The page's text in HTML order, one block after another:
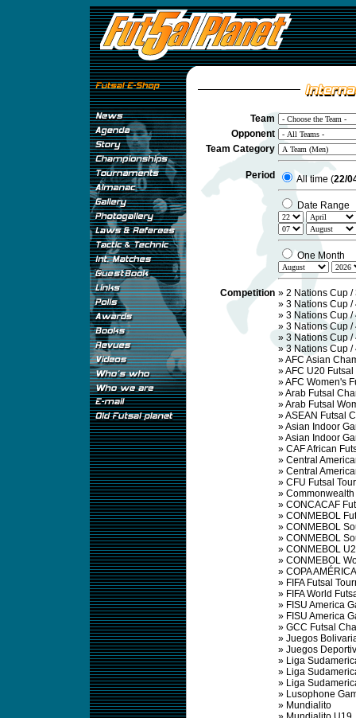
Team
Opponent
Team Category
Period All time (22/
Date Range
One Month
Competition » 2 Nations Cup /
» 3 Nations Cup
» 3 Nations Cup
» 3 Nations Cup
» 3 Nations Cup
»3 Nations Cup /
»AFC Asian
»AFC U20
»AFC Women's
»Arab Futsal
»Arab Futsal
»ASEAN Futsal
»Asian Indoor
»Asian Indoor
» CAF African
» Central
» Central
» CFU Futsal
»
» CONCACAF
» CONMEBOL
» CONMEBOL
» CONMEBOL
» CONMEBOL
» CONMEBOL
» COPA
» FIFA Futsal
» FIFA World
» FISU America
» FISU America
» GCC Futsal
» Juegos
» Juegos
» Liga
» Liga
» Liga
» Lusophone
» Mundialito